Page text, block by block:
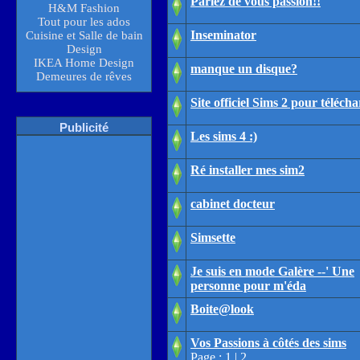
H&M Fashion
Tout pour les ados
Cuisine et Salle de bain
Design
IKEA Home Design
Demeures de rêves
Publicité
Inseminator
manque un disque?
Site officiel Sims 2 pour
Les sims 4 :)
Ré installer mes sim2
cabinet docteur
Simsette
Je suis en mode Galère --' Une
personne pour m'éda
Boite@look
Vos Passions à côtés des sims